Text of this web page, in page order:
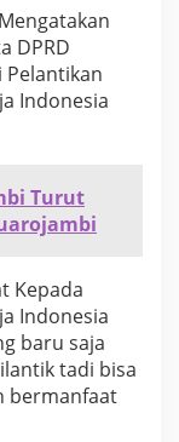
DPRD
Indonesia
Turut
Kepada
Indonesia
baru saja
tadi bisa
bermanfaat